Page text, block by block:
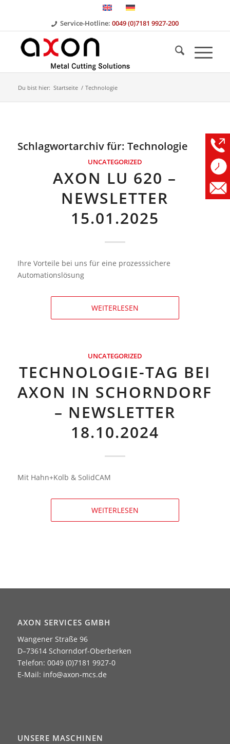
Service-Hotline:0049 (0)7181 9927-200
Du bist hier: Startseite / Technologie
Schlagwortarchiv für: Technologie
UNCATEGORIZED
AXON LU 620 –
NEWSLETTER
15.01.2025
Ihre Vorteile bei uns für eine prozesssichere
Automationslösung
WEITERLESEN
UNCATEGORIZED
TECHNOLOGIE-TAG BEI
AXON IN SCHORNDORF
– NEWSLETTER
18.10.2024
Mit Hahn+Kolb & SolidCAM
WEITERLESEN
AXON SERVICES GMBH
Wangener Straße 96
D–73614 Schorndorf-Oberberken
Telefon: 0049 (0)7181 9927-0
E-Mail: info@axon-mcs.de
UNSERE MASCHINEN